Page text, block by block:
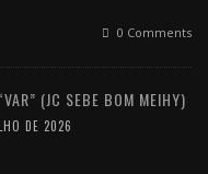
0 Comments
(JC SEBE BOM MEIHY)
DE 2026